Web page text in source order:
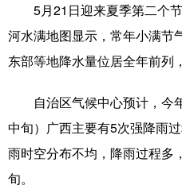
国际 财经
台湾 思客智库
健康 军事
图片 中央文件
5月21日迎来夏季第二个节
河水满地图显示，常年小满节
东部等地降水量位居全年前列
自治区气候中心预计，今年
中旬）广西主要有5次强降雨
雨时空分布不均，降雨过程多
旬。